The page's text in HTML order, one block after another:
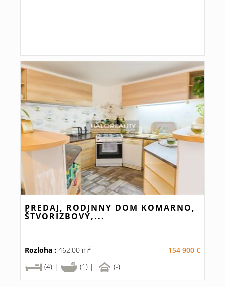
PREDAJ, RODINNÝ DOM KOMÁRNO,
ŠTVORIZBOVÝ,...
Rozloha : 462.00 m2
154 900 €
(4) |
(1) | (-)